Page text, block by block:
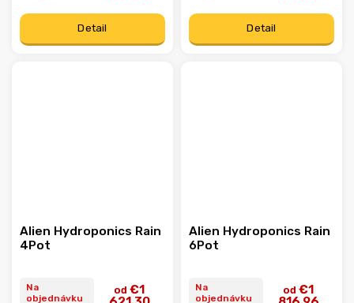
Detail Detail
Alien Hydroponics Rain
4Pot
Na
objednávku
od €1
Alien Hydroponics Rain
6Pot
Na
objednávku
od €1